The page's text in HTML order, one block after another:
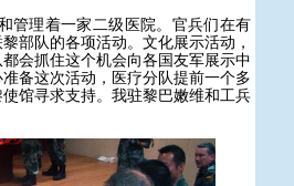
理着一家二级医院。官兵们在有
部队的各项活动。文化展示活动，
会抓住这个机会向各国友军展示中
备这次活动，医疗分队提前一个多
馆寻求支持。我驻黎巴嫩维和工兵